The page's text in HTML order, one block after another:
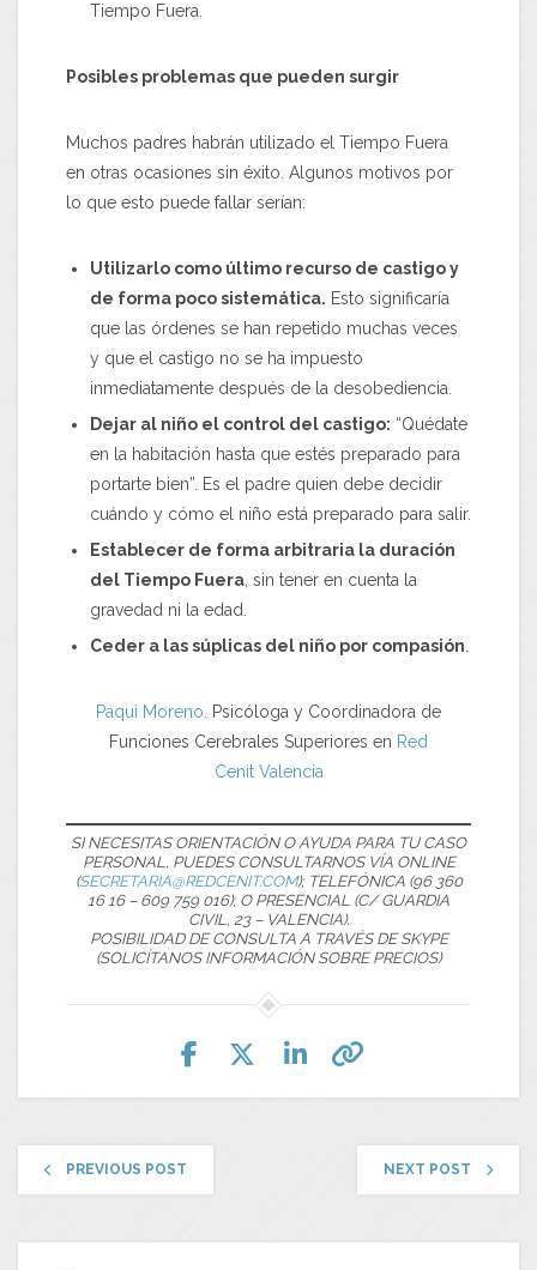
Tiempo Fuera.
Posibles problemas que pueden surgir
Muchos padres habrán utilizado el Tiempo Fuera
en otras ocasiones sin éxito. Algunos motivos por
lo que esto puede fallar serían:
Utilizarlo como último recurso de castigo y
de forma poco sistemática. Esto significaría
que las órdenes se han repetido muchas veces
y que el castigo no se ha impuesto
inmediatamente después de la desobediencia.
Dejar al niño el control del castigo: “Quédate
en la habitación hasta que estés preparado para
portarte bien”. Es el padre quien debe decidir
cuándo y cómo el niño está preparado para salir.
Establecer de forma arbitraria la duración
del Tiempo Fuera , sin tener en cuenta la
gravedad ni la edad.
Ceder a las súplicas del niño por compasión
Paqui Moreno . Psicóloga y Coordinadora de
Funciones Cerebrales Superiores en Red
Cenit Valencia
SI NECESITAS ORIENTACIÓN O AYUDA PARA TU CASO
PERSONAL, PUEDES CONSULTARNOS VÍA ONLINE
(SECRETARIA@REDCENIT.COM); TELEFÓNICA (96 360
16 16 – 609 759 016); O PRESENCIAL (C/ GUARDIA
CIVIL, 23 – VALENCIA).
POSIBILIDAD DE CONSULTA A TRAVÉS DE SKYPE
(SOLICÍTANOS INFORMACIÓN SOBRE PRECIOS)
PREVIOUS POST NEXT POST